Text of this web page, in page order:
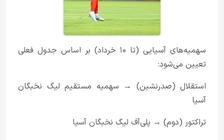
سهمیه‌های آسیایی (تا ۱۰ خرداد) بر اساس جدول فعلی
تعیین می‌شود:
استقلال (صدرنشین) → سهمیه مستقیم لیگ نخبگان
آسیا
تراکتور (دوم) → پلی‌آف لیگ نخبگان آسیا